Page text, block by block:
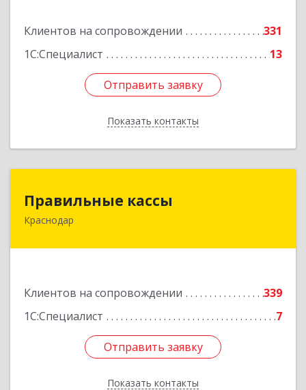
Клиентов на сопровождении
331
1С:Специалист
13
Отправить заявку
Показать контакты
Отправить заявку
Назад
Правильные кассы
Краснодар
Клиентов на сопровождении
339
1С:Специалист
7
Отправить заявку
Показать контакты
350075, Краснодарский край, Краснодар г, им
Отправить заявку
Назад